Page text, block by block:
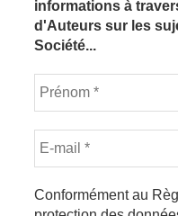
informations à
d'Auteurs sur les
Société...
Conformément au